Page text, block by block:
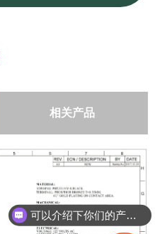
相关产品
可以介绍下你们的产品么